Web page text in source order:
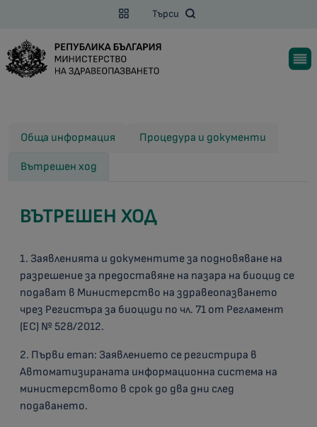
Търси
Обща информация Процедура и документи
Вътрешен ход
ВЪТРЕШЕН ХОД
1. Заявленията и документите за подновяване на
разрешение за предоставяне на пазара на биоцид се
подават в Министерство на здравеопазването
чрез Регистъра за биоциди по чл. 71 от Регламент
(ЕС) № 528/2012.
2. Първи етап: Заявлението се регистрира в
Автоматизираната информационна система на
министерството в срок до два дни след
подаването.